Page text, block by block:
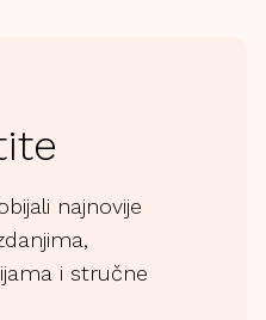
najnovije
i stručne